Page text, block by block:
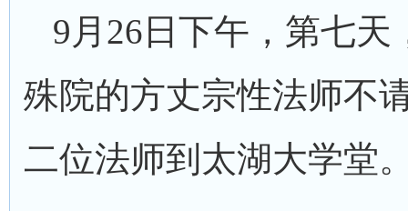
9月26日下午，第七天
殊院的方丈宗性法师不
二位法师到太湖大学堂